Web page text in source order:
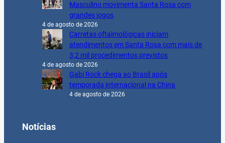
Masculino movimenta Santa Rosa com
grandes jogos
4 de agosto de 2026
Carretas oftalmológicas iniciam
atendimentos em Santa Rosa com mais de
3,2 mil procedimentos previstos
4 de agosto de 2026
Gabi Rock chega ao Brasil após
temporada internacional na China
4 de agosto de 2026
Notícias